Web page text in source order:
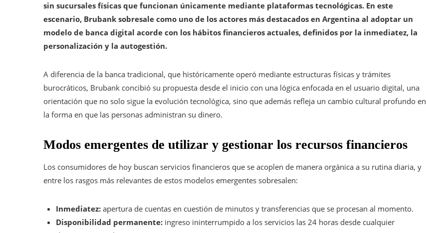
sin sucursales físicas que funcionan únicamente mediante plataformas tecnológicas. En este
escenario, Brubank sobresale como uno de los actores más destacados en Argentina al adoptar un
modelo de banca digital acorde con los hábitos financieros actuales, definidos por la inmediatez, la
personalización y la autogestión.
A diferencia de la banca tradicional, que históricamente operó mediante estructuras físicas y trámites
burocráticos, Brubank concibió su propuesta desde el inicio con una lógica enfocada en el usuario digital, una
orientación que no solo sigue la evolución tecnológica, sino que además refleja un cambio cultural profundo en
la forma en que las personas administran su dinero.
Modos emergentes de utilizar y gestionar los recursos financieros
Los consumidores de hoy buscan servicios financieros que se acoplen de manera orgánica a su rutina diaria, y
entre los rasgos más relevantes de estos modelos emergentes sobresalen:
Inmediatez: apertura de cuentas en cuestión de minutos y transferencias que se procesan al momento.
Disponibilidad permanente: ingreso ininterrumpido a los servicios las 24 horas desde cualquier